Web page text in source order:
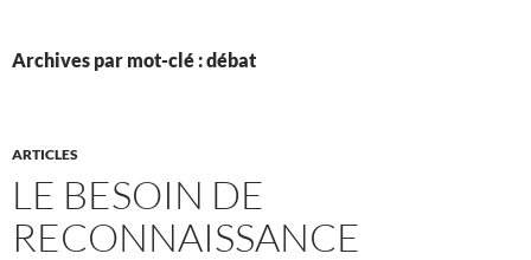
Archives par mot-clé : débat
ARTICLES
LE BESOIN DE
RECONNAISSANCE